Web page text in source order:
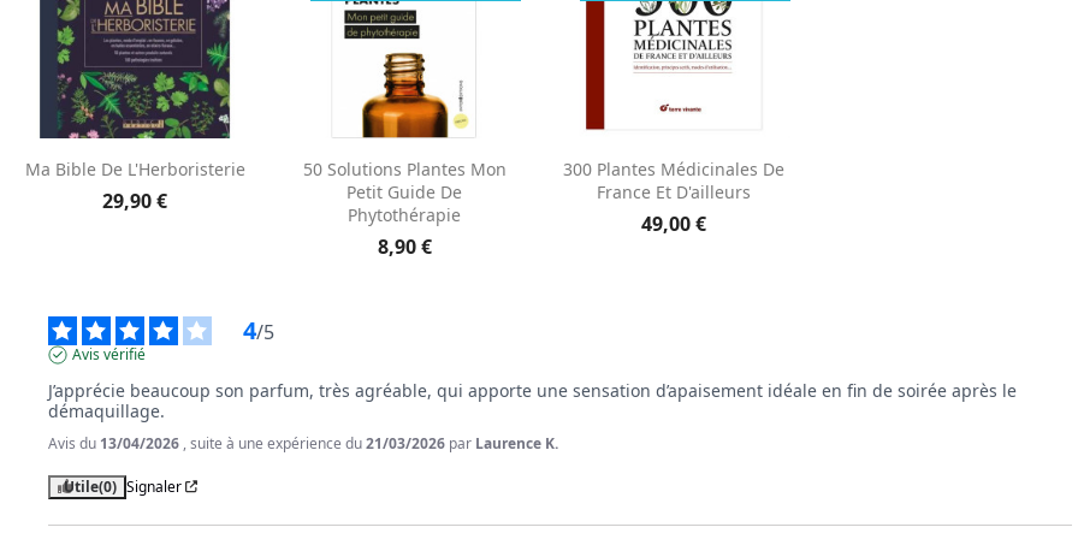
Aperçu rapide
Ma Bible De L'Herboristerie
29,90 €
Aperçu rapide
50 Solutions Plantes Mon
Petit Guide De
Phytothérapie
8,90 €
Aperçu rapide
300 Plantes Médicinales De
France Et D'ailleurs
49,00 €
4/5
Avis vérifié
J’apprécie beaucoup son parfum, très agréable, qui apporte une sensation d’apaisement idéale en fin de soirée après le
démaquillage.
Avis du 13/04/2026 , suite à une expérience du21/03/2026 par Laurence K.
Utile(0) Signaler